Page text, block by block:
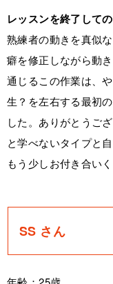
レッスンを終了して
熟練者の動きを真似
癖を修正しながら動
通じるこの作業は、
生？を左右する最初
した。ありがとうご
と学べないタイプと
もう少しお付き合い
SS さん